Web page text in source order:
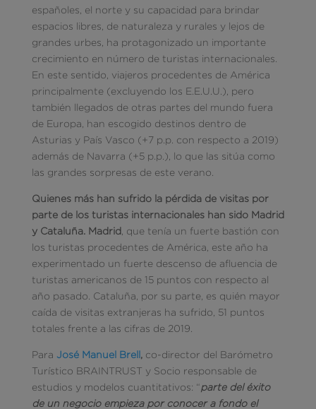
españoles, el norte y su capacidad para brindar
espacios libres, de naturaleza y rurales y lejos de
grandes urbes, ha protagonizado un importante
crecimiento en número de turistas internacionales.
En este sentido, viajeros procedentes de América
principalmente (excluyendo los E.E.U.U.), pero
también llegados de otras partes del mundo fuera
de Europa, han escogido destinos dentro de
Asturias y País Vasco (+7 p.p. con respecto a 2019)
además de Navarra (+5 p.p.), lo que las sitúa como
las grandes sorpresas de este verano.
Quienes más han sufrido la pérdida de visitas por
parte de los turistas internacionales han sido Madrid
y Cataluña. Madrid , que tenía un fuerte bastión con
los turistas procedentes de América, este año ha
experimentado un fuerte descenso de afluencia de
turistas americanos de 15 puntos con respecto al
año pasado. Cataluña, por su parte, es quién mayor
caída de visitas extranjeras ha sufrido, 51 puntos
totales frente a las cifras de 2019.
Para José Manuel Brell ,co-director del Barómetro
Turístico BRAINTRUST y Socio responsable de
estudios y modelos cuantitativos: “parte del éxito
de un negocio empieza por conocer a fondo el